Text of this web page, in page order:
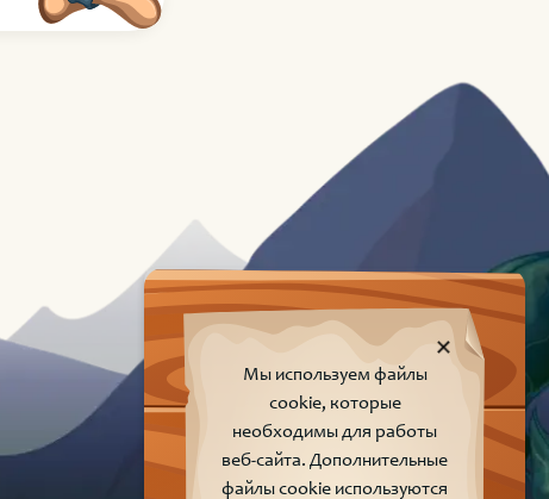
Мы используем файлы
cookie, которые
необходимы для работы
веб-сайта. Дополнительные
файлы cookie используются